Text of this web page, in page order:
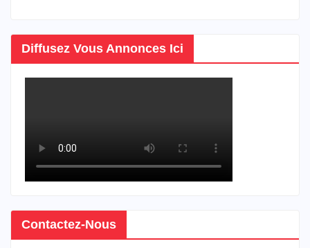
Diffusez Vous Annonces Ici
Contactez-Nous